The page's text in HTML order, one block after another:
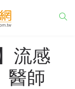
流感
醫師